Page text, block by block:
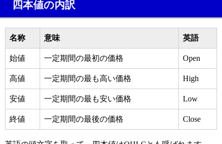
四本値の内訳
名称 意味 英語
始値 一定期間の最初の価格 Open
高値 一定期間の最も高い価格 High
安値 一定期間の最も安い価格 Low
終値 一定期間の最後の価格 Close